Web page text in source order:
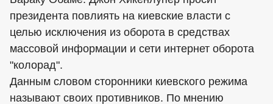
президента повлиять на киевские власти с
целью исключения из оборота в средствах
массовой информации и сети интернет оборота
"колорад".
Данным словом сторонники киевского режима
называют своих противников. По мнению